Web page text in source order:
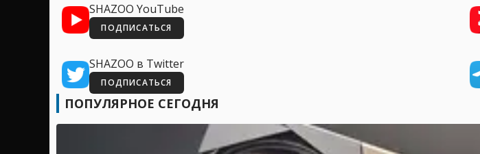
SHAZOO YouTube
ПОДПИСАТЬСЯ
SHAZOO в Twitter
ПОДПИСАТЬСЯ
ПОПУЛЯРНОЕ СЕГОДНЯ